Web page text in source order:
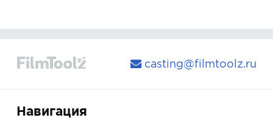
casting@filmtoolz.ru
Навигация